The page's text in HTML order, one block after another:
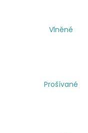
Vlněné
Prošívané